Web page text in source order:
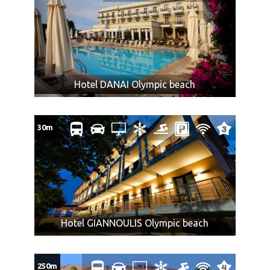
polaze iz različitih mesta, agencija ne može garantovati
da će prevoz biti obavljen istim prevoznim sredstvom i
da će sedeti zajedno.
Promene mesta ulaska putnika moguće su najkasnije 7
dana pre datuma polaska i ne mogu biti razlog
odustanka putnika od aranžmana.
Tokom vožnje autobusom pušenje, konzumiranje
Zadržavanje na free shop-u nije obavezujuće.
U slučaju nedovoljnog broja putnika na prevozu,
postoji mogućnost transfera drugim prevoznim
sredstvom sa dela puta do (ili sa) destinacije.
Maloletna lica, ukoliko putuju bez oba ili sa jednim
roditeljem, moraju imati saglasnost roditelja koji ne
putuje, overenu kod nadležnog organa.
NAPOMENA ZA PRTLJAG:
Cena prevoza obuhvata i prevoz do dva komada ličnog
Hotel DANAI Olympic beach
Hotel GIANNOULIS Olympic beach
30m
250m